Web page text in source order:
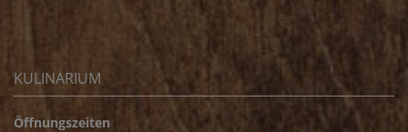
KULINARIUM
Öffnungszeiten